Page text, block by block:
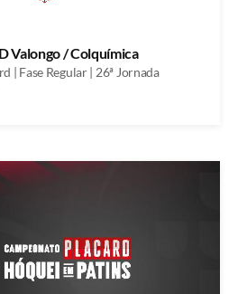
Valongo / Colquímica
| Fase Regular | 26ª Jornada